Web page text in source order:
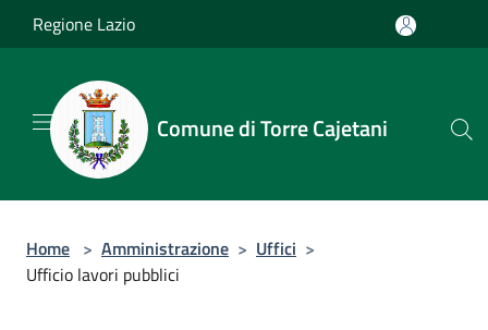
Salta al contenuto principale
Regione Lazio
Comune di Torre Cajetani
Home > Amministrazione > Uffici >
Ufficio lavori pubblici